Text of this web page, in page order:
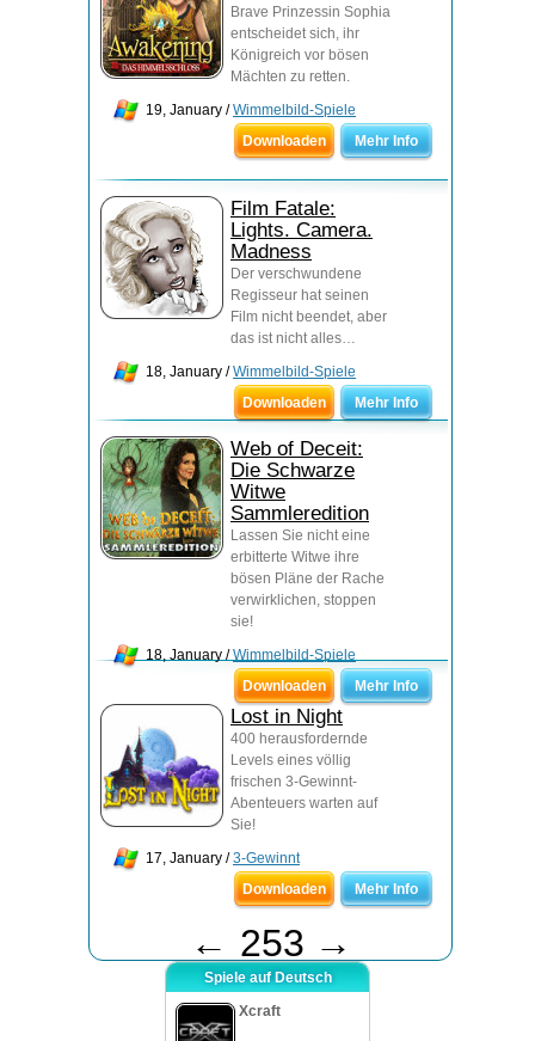
Brave Prinzessin Sophia
entscheidet sich, ihr
Königreich vor bösen
Mächten zu retten.
19, January /Wimmelbild-Spiele
Downloaden
Mehr Info
Film Fatale:
Lights. Camera.
Madness
Der verschwundene
Regisseur hat seinen
Film nicht beendet, aber
das ist nicht alles…
18, January /Wimmelbild-Spiele
Downloaden
Mehr Info
Web of Deceit:
Die Schwarze
Witwe
Sammleredition
Lassen Sie nicht eine
erbitterte Witwe ihre
bösen Pläne der Rache
verwirklichen, stoppen
sie!
18, January /Wimmelbild-Spiele
Downloaden
Mehr Info
Lost in Night
400 herausfordernde
Levels eines völlig
frischen 3-Gewinnt-
Abenteuers warten auf
Sie!
17, January /3-Gewinnt
Downloaden
Mehr Info
← 253 →
Spiele auf Deutsch
Xcraft